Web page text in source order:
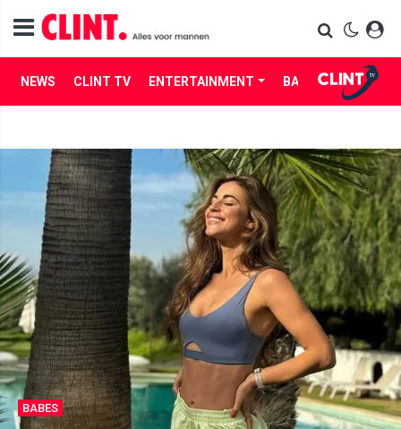
NEWS CLINT TV ENTERTAINMENT BABES LIFE
BABES